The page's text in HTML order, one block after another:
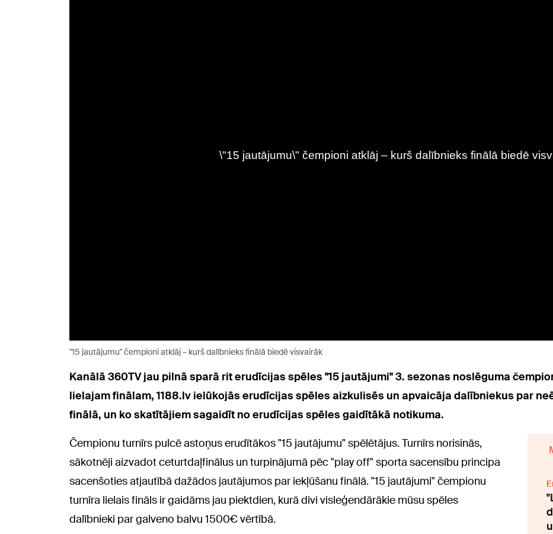
"15 jautājumu" čempioni atklāj – kurš dalībnieks finālā biedē visvairāk
Kanālā 360TV jau pilnā sparā rit erudīcijas spēles "15 jautājumi" 3. sezonas noslēguma
lielajam finālam, 1188.lv ielūkojās erudīcijas spēles aizkulisēs un apvaicāja dalībniekus par
finālā, un ko skatītājiem sagaidīt no erudīcijas spēles gaidītākā notikuma.
Čempionu turnīrs pulcē astoņus erudītākos "15 jautājumu" spēlētājus. Turnīrs norisinās,
sākotnēji aizvadot ceturtdaļfinālus un turpinājumā pēc "play off" sporta sacensību principa
sacenšoties atjautībā dažādos jautājumos par iekļūšanu finālā. "15 jautājumi" čempionu
turnīra lielais fināls ir gaidāms jau piektdien, kurā divi visleģendārākie mūsu spēles
dalībnieki par galveno balvu 1500€ vērtībā.